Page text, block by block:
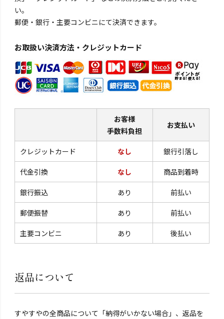
い。
郵便・銀行・主要コンビニにて決済できます。
お取扱い決済方法・クレジットカード
お客様
手数料負担
お支払い
クレジットカード なし 銀行引落し
代金引換 なし 商品到着時
銀行振込 あり 前払い
郵便振替 あり 前払い
主要コンビニ あり 後払い
返品について
すやすやの全商品について「納得がいかない場合」、返品を